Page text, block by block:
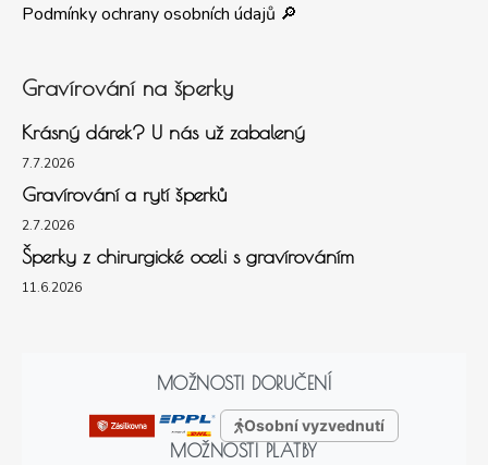
Podmínky ochrany osobních údajů 🔎
Gravírování na šperky
Krásný dárek? U nás už zabalený
7.7.2026
Gravírování a rytí šperků
2.7.2026
Šperky z chirurgické oceli s gravírováním
11.6.2026
MOŽNOSTI DORUČENÍ
Osobní vyzvednutí
MOŽNOSTI PLATBY